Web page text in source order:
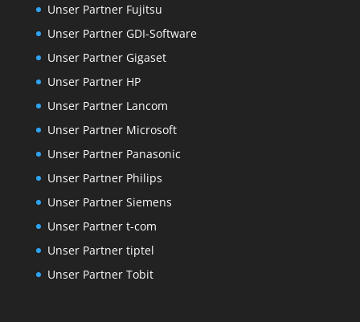
Unser Partner Fujitsu
Unser Partner GDI-Software
Unser Partner Gigaset
Unser Partner HP
Unser Partner Lancom
Unser Partner Microsoft
Unser Partner Panasonic
Unser Partner Philips
Unser Partner Siemens
Unser Partner t-com
Unser Partner tiptel
Unser Partner Tobit